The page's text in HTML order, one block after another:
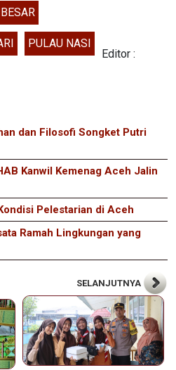
PULAU NASI
Editor :
dan Filosofi Songket Putri
Kanwil Kemenag Aceh Jalin
Pelestarian di Aceh
Ramah Lingkungan yang
SELANJUTNYA